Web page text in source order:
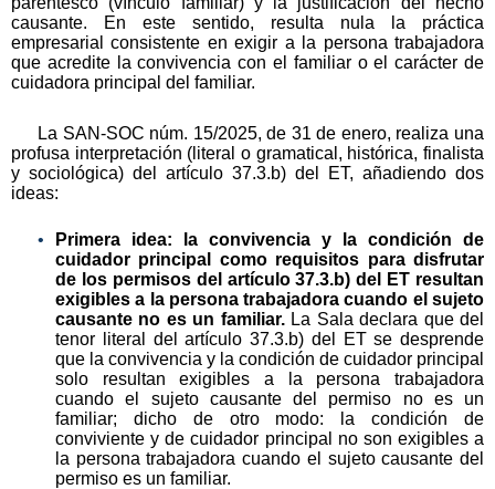
causante. En este sentido, resulta nula la práctica
empresarial consistente en exigir a la persona trabajadora
que acredite la convivencia con el familiar o el carácter de
cuidadora principal del familiar.
La SAN-SOC núm. 15/2025, de 31 de enero, realiza una
profusa interpretación (literal o gramatical, histórica, finalista
y sociológica) del artículo 37.3.b) del ET, añadiendo dos
ideas:
Primera idea: la convivencia y la condición de
cuidador principal como requisitos para disfrutar
de los permisos del artículo 37.3.b) del ET resultan
exigibles a la persona trabajadora cuando el sujeto
causante no es un familiar. La Sala declara que del
tenor literal del artículo 37.3.b) del ET se desprende
que la convivencia y la condición de cuidador principal
solo resultan exigibles a la persona trabajadora
cuando el sujeto causante del permiso no es un
familiar; dicho de otro modo: la condición de
conviviente y de cuidador principal no son exigibles a
la persona trabajadora cuando el sujeto causante del
permiso es un familiar.